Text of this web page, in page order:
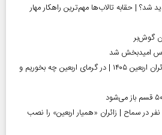
شد؟ | حقابه تالاب‌ها مهم‌ترین راهکار مهار
گوش‌بر
امیدبخش شد
توصیه‌های تغذیه‌ای برای زائران اربعین ۱۴۰۵ | در گرمای اربعین چه بخوریم و
در سماح | زائران «همیار اربعین» را نصب